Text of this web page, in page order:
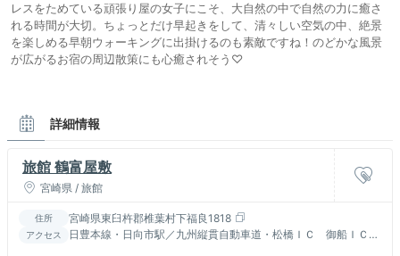
レスをためている頑張り屋の女子にこそ、大自然の中で自然の力に癒さ
れる時間が大切。ちょっとだけ早起きをして、清々しい空気の中、絶景
を楽しめる早朝ウォーキングに出掛けるのも素敵ですね！のどかな風景
が広がるお宿の周辺散策にも心癒されそう♡
詳細情報
旅館 鶴富屋敷
宮崎県 / 旅館
住所 宮崎県東臼杵郡椎葉村下福良1818
アクセス
日豊本線・日向市駅／九州縦貫自動車道・松橋ＩＣ 御船ＩＣ